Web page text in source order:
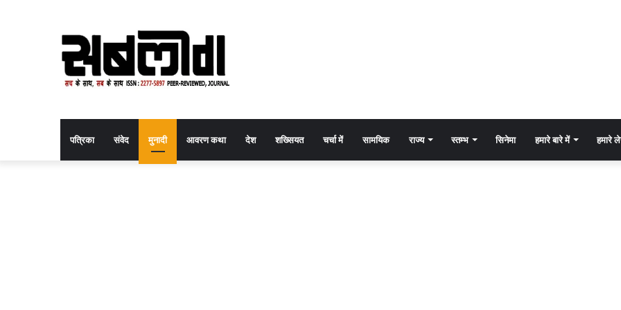
पत्रिका संवेद मुनादी आवरण कथा देश शख्सियत चर्चा में सामयिक राज्य स्तम्भ सिनेमा हमारे बारे में हमारे